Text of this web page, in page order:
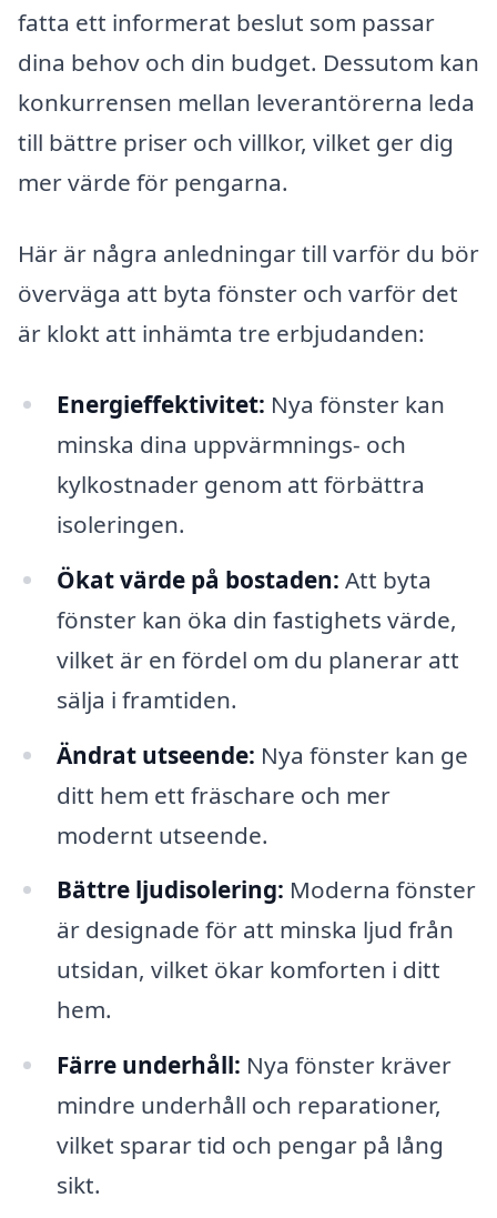
fatta ett informerat beslut som passar
dina behov och din budget. Dessutom kan
konkurrensen mellan leverantörerna leda
till bättre priser och villkor, vilket ger dig
mer värde för pengarna.
Här är några anledningar till varför du bör
överväga att byta fönster och varför det
är klokt att inhämta tre erbjudanden:
Energieffektivitet: Nya fönster kan
minska dina uppvärmnings- och
kylkostnader genom att förbättra
isoleringen.
Ökat värde på bostaden: Att byta
fönster kan öka din fastighets värde,
vilket är en fördel om du planerar att
sälja i framtiden.
Ändrat utseende: Nya fönster kan ge
ditt hem ett fräschare och mer
modernt utseende.
Bättre ljudisolering: Moderna fönster
är designade för att minska ljud från
utsidan, vilket ökar komforten i ditt
hem.
Färre underhåll: Nya fönster kräver
mindre underhåll och reparationer,
vilket sparar tid och pengar på lång
sikt.